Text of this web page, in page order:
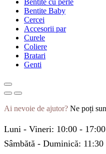
Bentite Baby
Cercei
Accesorii par
Curele
Coliere
Bratari
Genti
Ai nevoie de ajutor? Ne poți
Luni - Vineri: 10:00 - 17:00
Sâmbătă - Duminică: